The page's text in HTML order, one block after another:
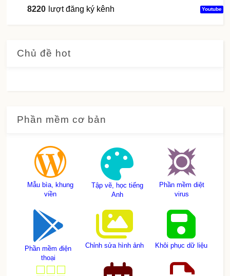
8220 lượt đăng ký kênh Youtube
Chủ đề hot
Phần mềm cơ bản
Mẫu bìa, khung
viền
Tập vẽ, học tiếng
Anh
Phần mềm diệt
virus
Phần mềm điện
thoại
Chỉnh sửa hình ảnh Khôi phục dữ liệu